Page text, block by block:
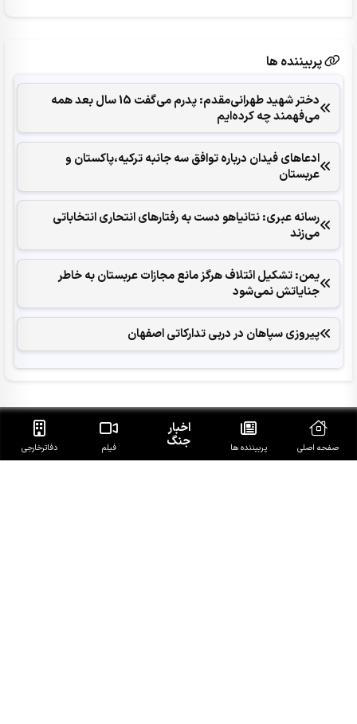
پربیننده ها
دختر شهید طهرانی‌مقدم: پدرم می‌گفت 15 سال بعد همه
می‌فهمند چه کرده‌ایم
ادعاهای فیدان درباره توافق سه جانبه ترکیه،پاکستان و
عربستان
رسانه عبری: نتانیاهو دست به رفتارهای انتحاری انتخاباتی
می‌زند
یمن: تشکیل ائتلاف هرگز مانع مجازات عربستان به خاطر
جنایاتش نمی‌شود
پیروزی سپاهان در دربی تدارکاتی اصفهان
آخرین خبرهای روز
هشدار صنعا به عربستان: وقت تلف نکنید
صفحه اصلی پربیننده ها
اخبار
جنگ فیلم دفاتر‌خارجی